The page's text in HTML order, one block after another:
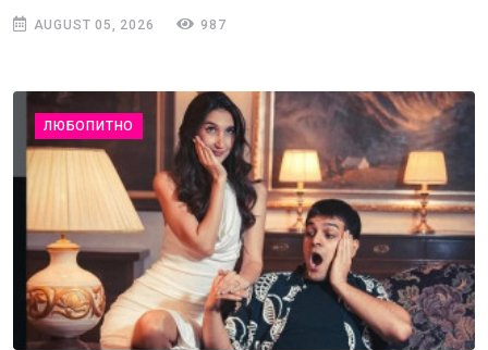
AUGUST 05, 2026 987
ЛЮБОПИТНО